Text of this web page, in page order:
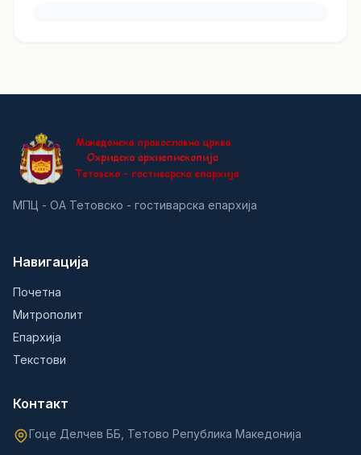
МПЦ - ОА Тетовско - гостиварска епархија
Навигација
Почетна
Митрополит
Епархија
Текстови
Контакт
Гоце Делчев ББ, Тетово Република Македонија